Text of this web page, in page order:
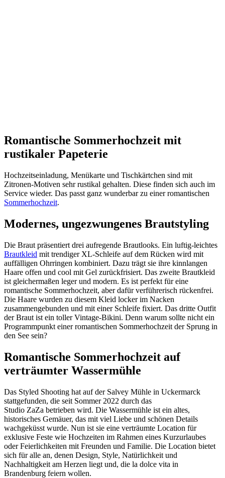
Romantische Sommerhochzeit mit
rustikaler Papeterie
Hochzeitseinladung, Menükarte und Tischkärtchen sind mit
Zitronen-Motiven sehr rustikal gehalten. Diese finden sich auch im
Service wieder. Das passt ganz wunderbar zu einer romantischen
Sommerhochzeit.
Modernes, ungezwungenes Brautstyling
Die Braut präsentiert drei aufregende Brautlooks. Ein luftig-leichtes
Brautkleid mit trendiger XL-Schleife auf dem Rücken wird mit
auffälligen Ohrringen kombiniert. Dazu trägt sie ihre kinnlangen
Haare offen und cool mit Gel zurückfrisiert. Das zweite Brautkleid
ist gleichermaßen leger und modern. Es ist perfekt für eine
romantische Sommerhochzeit, aber dafür verführerisch rückenfrei.
Die Haare wurden zu diesem Kleid locker im Nacken
zusammengebunden und mit einer Schleife fixiert. Das dritte Outfit
der Braut ist ein toller Vintage-Bikini. Denn warum sollte nicht ein
Programmpunkt einer romantischen Sommerhochzeit der Sprung in
den See sein?
Romantische Sommerhochzeit auf
verträumter Wassermühle
Das Styled Shooting hat auf der Salvey Mühle in Uckermarck
stattgefunden, die seit Sommer 2022 durch das
Studio ZaZa betrieben wird. Die Wassermühle ist ein altes,
historisches Gemäuer, das mit viel Liebe und schönen Details
wachgeküsst wurde. Nun ist sie eine verträumte Location für
exklusive Feste wie Hochzeiten im Rahmen eines Kurzurlaubes
oder Feierlichkeiten mit Freunden und Familie. Die Location bietet
sich für alle an, denen Design, Style, Natürlichkeit und
Nachhaltigkeit am Herzen liegt und, die la dolce vita in
Brandenburg feiern wollen.